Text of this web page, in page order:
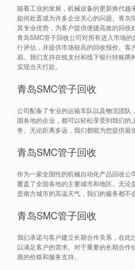
随着工业的发展，机械设备的更新换代越
如何处置成为许多企业关心的问题。青岛
其专业优势，为客户提供便捷高效的回收
青岛SMC管子回收公司对所有进入市场
行评估，并提供市场较高的回收报价。客
易。我们支持在线支付和线下银行转账两
实现当天打款。
青岛SMC管子回收
公司配备了专业的运输车队以及物流团队
国各地的企业，都可以轻松享受到我们的
务。无论距离多远，我们都能为您提供最
青岛SMC管子回收
作为一家全国性的机械自动化产品回收公
覆盖了全国各地的主要城市和地区。无论
是南方城市的高温天气，我们的服务都不
青岛SMC管子回收
我们承诺与客户建立长期合作关系，在此
以满足客户的需求。对于重要的长期合作
惠的价格和服务支持。